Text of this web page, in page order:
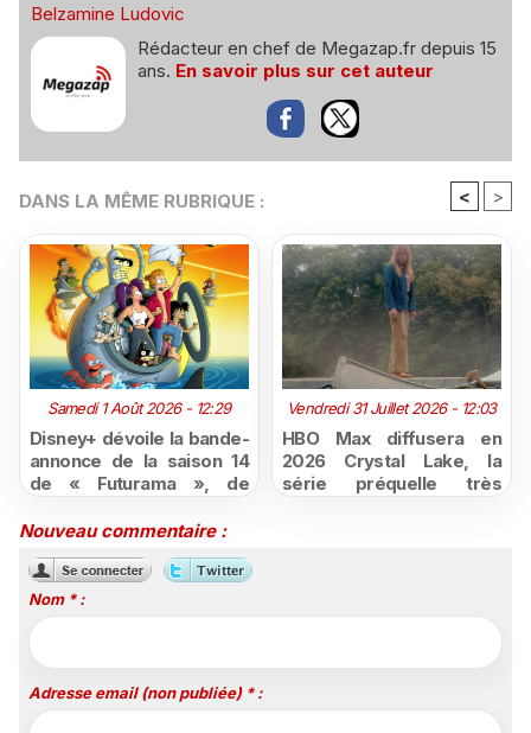
Belzamine Ludovic
Rédacteur en chef de Megazap.fr depuis 15
ans. En savoir plus sur cet auteur
DANS LA MÊME RUBRIQUE : < >
Samedi 1 Août 2026 - 12:29
Disney+ dévoile la bande-
annonce de la saison 14
de « Futurama », de
Vendredi 31 Juillet 2026 - 12:03
HBO Max diffusera en
2026 Crystal Lake, la
série préquelle très
Nouveau commentaire :
Nom * :
Adresse email (non publiée) * :